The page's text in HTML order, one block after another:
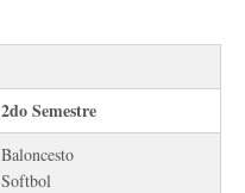
2do Semestre
Baloncesto
Softbol